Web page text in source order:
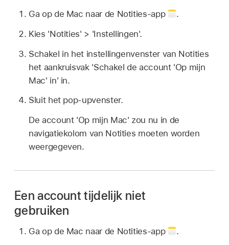
Ga op de Mac naar de Notities-app
.
Kies 'Notities' > 'Instellingen'.
Schakel in het instellingenvenster van Notities
het aankruisvak 'Schakel de account 'Op mijn
Mac' in' in.
Sluit het pop‑upvenster.
De account 'Op mijn Mac' zou nu in de
navigatiekolom van Notities moeten worden
weergegeven.
Een account tijdelijk niet
gebruiken
Ga op de Mac naar de Notities-app
.